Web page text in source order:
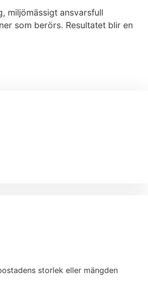
miljömässigt ansvarsfull
som berörs. Resultatet blir en
storlek eller mängden